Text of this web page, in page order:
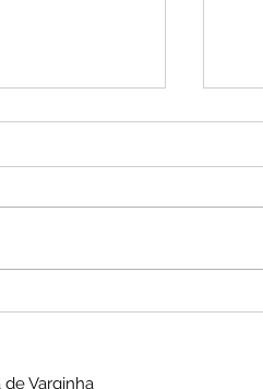
Poços de
de Varginha